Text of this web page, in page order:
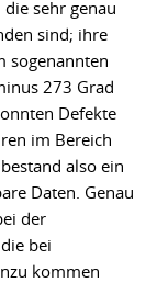
sehr genau
sind; ihre
sogenannten
273 Grad
Defekte
im Bereich
also ein
Daten. Genau
der
bei
kommen